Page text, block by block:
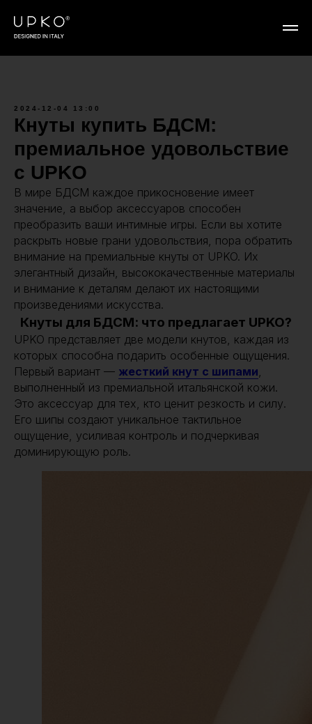
2024-12-04 13:00
Кнуты купить БДСМ:
премиальное удовольствие
с UPKO
В мире БДСМ каждое прикосновение имеет
значение, а выбор аксессуаров способен
преобразить ваши интимные игры. Если вы хотите
раскрыть новые грани удовольствия, пора обратить
внимание на премиальные кнуты от UPKO. Их
элегантный дизайн, высококачественные материалы
и внимание к деталям делают их настоящими
произведениями искусства.
Кнуты для БДСМ: что предлагает UPKO?
UPKO представляет две модели кнутов, каждая из
которых способна подарить особенные ощущения.
Первый вариант — жесткий кнут с шипами,
выполненный из премиальной итальянской кожи.
Это аксессуар для тех, кто ценит резкость и силу.
Его шипы создают уникальное тактильное
ощущение, усиливая контроль и подчеркивая
доминирующую роль.